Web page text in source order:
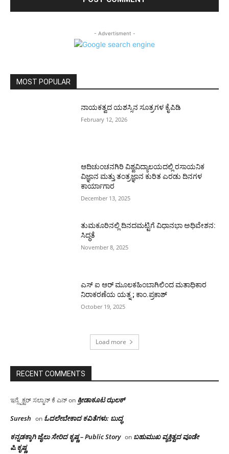
- Advertisment -
MOST POPULAR
ನಾಯಕತ್ವದ ಯಶಸ್ಸಿನ ಸೂತ್ರಗಳ ಕೈಪಿಡಿ
February 12, 2026
ಆದಿಚುಂಚನಗಿರಿ ವಿಶ್ವವಿದ್ಯಾಲಯದಲ್ಲಿ ರಸಾಯನಿಕ
ವಿಜ್ಞಾನ ಮತ್ತು ತಂತ್ರಜ್ಞಾನ ಕುರಿತ ಎರಡು ದಿನಗಳ
ಕಾರ್ಯಾಗಾರ
December 13, 2025
ತುಮಕೂರಿನಲ್ಲಿ ದಿನದಮಟ್ಟಿಗೆ ವಿಧಾನಭಾ ಅಧಿವೇಶನ:
ಸಿದ್ಧತೆ
November 8, 2025
ಎಸ್ ಐ ಆರ್ ಮೂಲಕಹಿಂಬಾಗಿಲಿಂದ ಮತಾಧಿಕಾರ
ನಿರಾಕರಣೆಯ ಯತ್ನ ; ಕಾಂ.ಪ್ರಕಾಶ್
October 19, 2025
Load more
RECENT COMMENTS
ಇನ್ಸ್ಪೆಕ್ಟರ್ ಸಲ್ಮಾನ್ ಕೆ ಎನ್on ಕ್ರೀಡಾಕೂಟ ಝಲಕ್
Suresh on ಓದಲೇಬೇಕಾದ‌ ಕವಿತೆಗಳು: ಬುದ್ಧ
ಕನ್ನಡಕ್ಕಾಗಿ ಜೈಲು ಸೇರಿದ ಕೃಷ್ಣ – Public Story on ಬಹುಮುಖ ವ್ಯಕ್ತಿತ್ವದ ವೂಡೇ
ಪಿ.ಕೃಷ್ಣ